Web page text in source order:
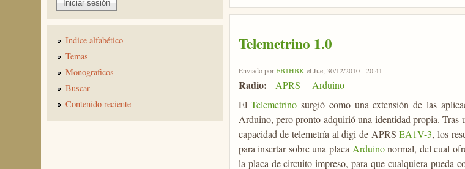
Telemetrino 1.0
Enviado porEB1HBK el Jue, 30/12/2010 - 20:41
Radio: APRS
Arduino
ElTelemetrino surgió como una extensión de las
Arduino, pero pronto adquirió una identidad propia. Tras
capacidad de telemetría al digi de APRSEA1V-3, los
para insertar sobre una placa Arduinonormal, del cual
la placa de circuito impreso, para que cualquiera pueda
Indice alfabético
Temas
Monograficos
Buscar
Contenido reciente